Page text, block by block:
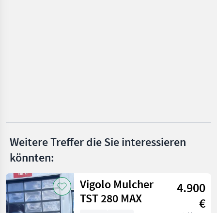
Unia
anzeigen
MARKTPLATZ
Weitere Treffer die Sie interessieren
könnten:
Vigolo Mulcher
TST 280 MAX
4.900
€